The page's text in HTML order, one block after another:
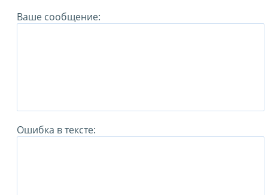
Ваше сообщение:
Ошибка в тексте: